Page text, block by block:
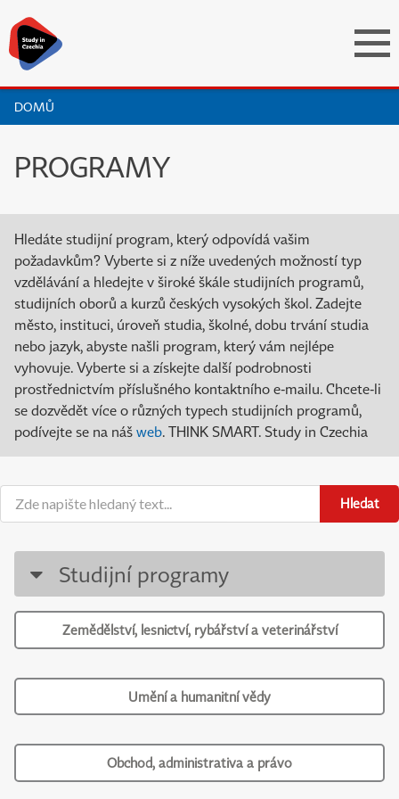
DOMŮ
PROGRAMY
Hledáte studijní program, který odpovídá vašim
požadavkům? Vyberte si z níže uvedených možností typ
vzdělávání a hledejte v široké škále studijních programů,
studijních oborů a kurzů českých vysokých škol. Zadejte
město, instituci, úroveň studia, školné, dobu trvání studia
nebo jazyk, abyste našli program, který vám nejlépe
vyhovuje. Vyberte si a získejte další podrobnosti
prostřednictvím příslušného kontaktního e-mailu. Chcete-li
se dozvědět více o různých typech studijních programů,
podívejte se na náš web. THINK SMART. Study in Czechia
Hledat
Studijní programy
Zemědělství, lesnictví, rybářství a veterinářství
Umění a humanitní vědy
Obchod, administrativa a právo